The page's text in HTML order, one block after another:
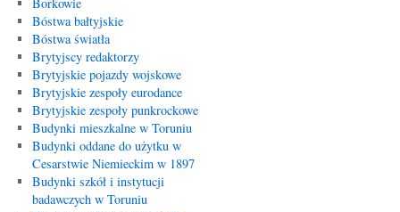
Bóstwa bałtyjskie
Bóstwa światła
Brytyjscy redaktorzy
Brytyjskie pojazdy wojskowe
Brytyjskie zespoły eurodance
Brytyjskie zespoły punkrockowe
Budynki mieszkalne w Toruniu
Budynki oddane do użytku w
Cesarstwie Niemieckim w 1897
Budynki szkół i instytucji
badawczych w Toruniu